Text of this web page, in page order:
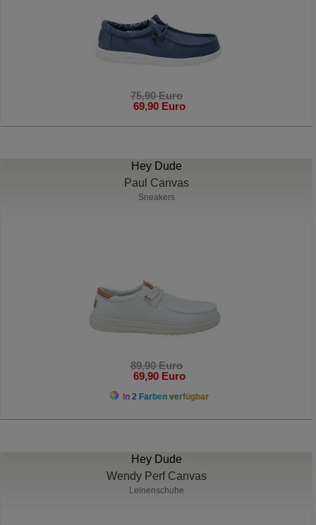
75,90 Euro
69,90 Euro
Hey Dude
Paul Canvas
Sneakers
89,90 Euro
69,90 Euro
In 2 Farben verfügbar
Hey Dude
Wendy Perf Canvas
Leinenschuhe